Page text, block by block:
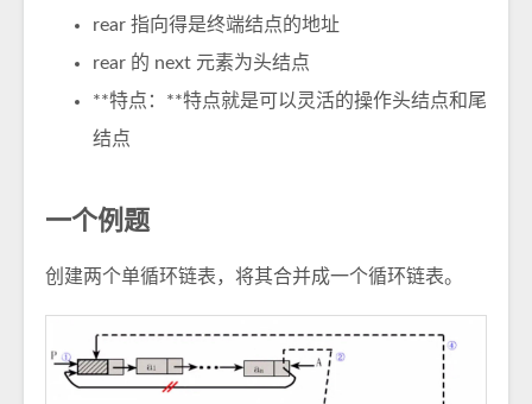
rear 指向得是终端结点的地址
rear 的 next 元素为头结点
**特点：**特点就是可以灵活的操作头结点和尾
结点
一个例题
创建两个单循环链表，将其合并成一个循环链表。